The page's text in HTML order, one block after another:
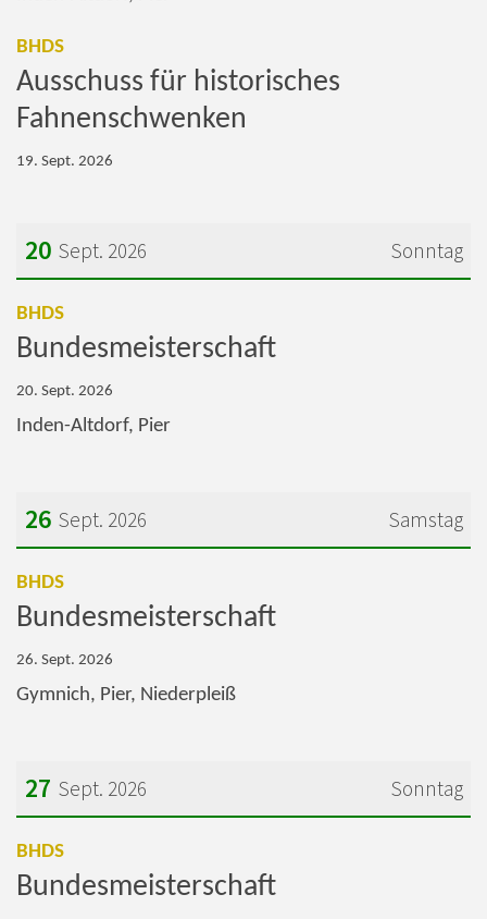
BHDS:
Ausschuss für historisches
Fahnenschwenken
19. Sept. 2026
Sonntag
20 Sept. 2026
BHDS:
Bundesmeisterschaft
20. Sept. 2026
Inden-Altdorf, Pier
Samstag
26 Sept. 2026
BHDS:
Bundesmeisterschaft
26. Sept. 2026
Gymnich, Pier, Niederpleiß
Sonntag
27 Sept. 2026
BHDS:
Bundesmeisterschaft